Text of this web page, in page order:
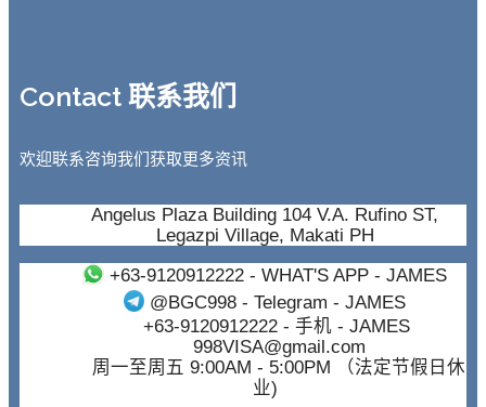
Contact 联系我们
欢迎联系咨询我们获取更多资讯
Angelus Plaza Building 104 V.A. Rufino ST,
Legazpi Village, Makati PH
+63-9120912222- WHAT'S APP - JAMES
@BGC998 - Telegram - JAMES
+63-9120912222- 手机 - JAMES
998VISA@gmail.com
周一至周五 9:00AM - 5:00PM （法定节假日休
业)